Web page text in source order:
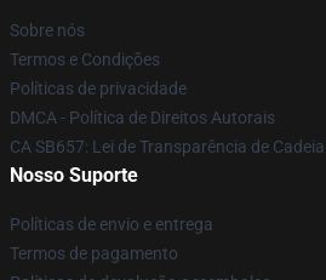
Sobre nós
Termos e Condições
Políticas de privacidade
DMCA - Política de Direitos Autorais
CA SB657: Lei de Transparência de
Nosso Suporte
Políticas de envio e entrega
Termos de pagamento